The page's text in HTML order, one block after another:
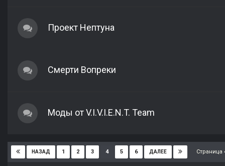
Проект Нептуна
Смерти Вопреки
Моды от V.I.V.I.E.N.T. Team
НАЗАД 1 2 3 4 5 6 ДАЛЕЕ